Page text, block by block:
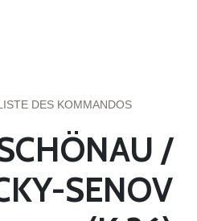
DES KOMMANDOS
/
SENOV